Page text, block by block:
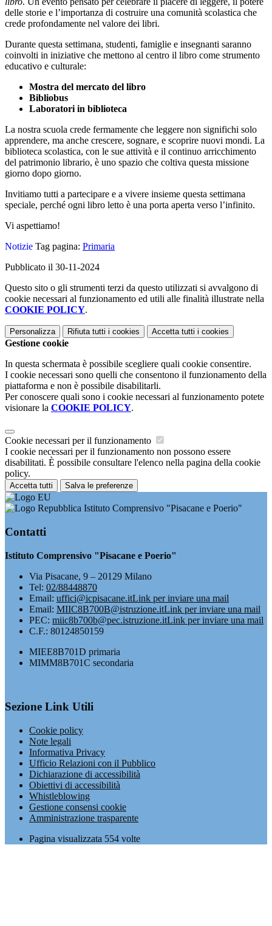
delle storie e l’importanza di costruire una comunità scolastica che
crede profondamente nel valore dei libri.
Durante questa settimana, studenti, famiglie e insegnanti saranno
coinvolti in iniziative che mettono al centro il libro come strumento
educativo e culturale:
Mostra del mercato del libro
Bibliobus
Laboratori in biblioteca
La nostra scuola crede fermamente che leggere non significhi solo
apprendere, ma anche crescere, sognare, e scoprire nuovi mondi. La
biblioteca scolastica, con le sue attività e il continuo arricchimento
del patrimonio librario, è uno spazio che coltiva questa missione
giorno dopo giorno.
Invitiamo tutti a partecipare e a vivere insieme questa settimana
speciale, perché ogni libro letto è una porta aperta verso l’infinito.
Vi aspettiamo!
Notizie Tag pagina: Primaria
Pubblicato il 30-11-2024
Questo sito o gli strumenti terzi da questo utilizzati si avvalgono di
cookie necessari al funzionamento ed utili alle finalità illustrate nella
COOKIE POLICY.
Personalizza Rifiuta tutti i cookies Accetta tutti i cookies
Gestione cookie
In questa schermata è possibile scegliere quali cookie consentire.
I cookie necessari sono quelli che consentono il funzionamento della
piattaforma e non è possibile disabilitarli.
Per conoscere quali sono i cookie necessari al funzionamento potete
visionare la COOKIE POLICY.
Cookie necessari per il funzionamento
I cookie necessari per il funzionamento non possono essere
disabilitati. È possibile consultare l'elenco nella pagina della cookie
policy.
Accetta tutti Salva le preferenze
Istituto Comprensivo "Pisacane e Poerio"
Contatti
Istituto Comprensivo "Pisacane e Poerio"
Via Pisacane, 9 – 20129 Milano
Tel: 02/88448870
Email: uffici@icpisacane.itLink per inviare una mail
Email: MIIC8B700B@istruzione.itLink per inviare una mail
PEC: miic8b700b@pec.istruzione.itLink per inviare una mail
C.F.: 80124850159
MIEE8B701D primaria
MIMM8B701C secondaria
Sezione Link Utili
Cookie policy
Note legali
Informativa Privacy
Ufficio Relazioni con il Pubblico
Dichiarazione di accessibilità
Obiettivi di accessibilità
Whistleblowing
Gestione consensi cookie
Amministrazione trasparente
Pagina visualizzata 554 volte